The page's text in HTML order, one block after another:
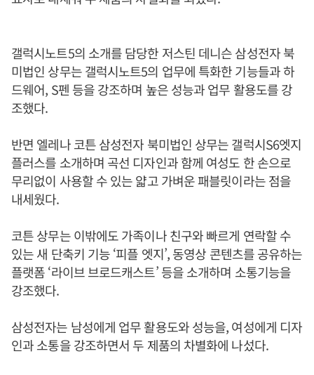
갤럭시노트5의 소개를 담당한 저스틴 데니슨 삼성전자 북
미법인 상무는 갤럭시노트5의 업무에 특화한 기능들과 하
드웨어, S펜 등을 강조하며 높은 성능과 업무 활용도를 강
조했다.
반면 엘레나 코튼 삼성전자 북미법인 상무는 갤럭시S6엣지
플러스를 소개하며 곡선 디자인과 함께 여성도 한 손으로
무리없이 사용할 수 있는 얇고 가벼운 패블릿이라는 점을
내세웠다.
코튼 상무는 이밖에도 가족이나 친구와 빠르게 연락할 수
있는 새 단축키 기능 ‘피플 엣지’, 동영상 콘텐츠를 공유하는
플랫폼 ‘라이브 브로드캐스트’ 등을 소개하며 소통기능을
강조했다.
삼성전자는 남성에게 업무 활용도와 성능을, 여성에게 디자
인과 소통을 강조하면서 두 제품의 차별화에 나섰다.